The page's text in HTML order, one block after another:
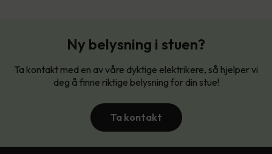
Ny belysning i stuen?
Ta kontakt med en av våre dyktige elektrikere, så hjelper vi
deg å finne riktige belysning for din stue!
Ta kontakt